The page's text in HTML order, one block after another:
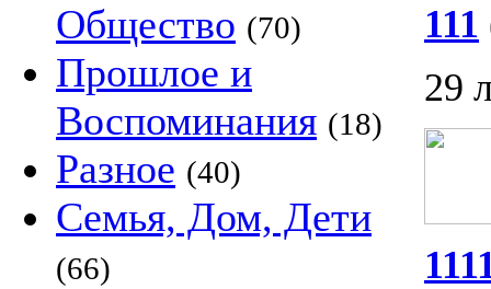
Общество (70)
Прошлое и
Воспоминания (18)
Разное (40)
Семья, Дом, Дети
(66)
111
29